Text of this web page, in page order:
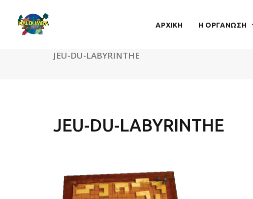
ΑΡΧΙΚΗ Η ΟΡΓΑΝΩΣΗ
JEU-DU-LABYRINTHE
JEU-DU-LABYRINTHE